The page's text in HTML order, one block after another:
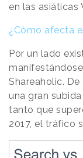
en las asiáticas
¿Cómo afecta
Por un lado
Shareaholic.
una gran
tanto que
2017, el tráfico